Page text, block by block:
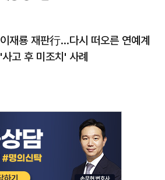
이재룡 재판行…다시 떠오른 연예계
'사고 후 미조치' 사례